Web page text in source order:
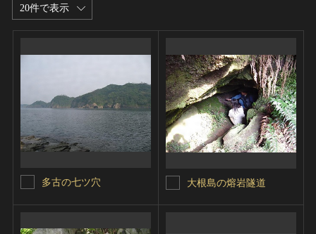
20件で表示
多古の七ツ穴 大根島の熔岩隧道